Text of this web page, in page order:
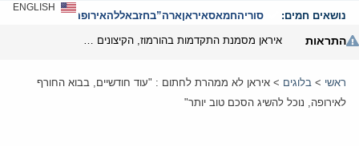
נושאים חמים: סוריהחמאסאיראןארה”בחזבאללהאירופהאנטישמיות
ENGLISH
התראות
ראשי > בלוגים > איראן לא ממהרת לחתום : "עוד חודשיים, בבוא החורף
לאירופה, נוכל להשיג הסכם טוב יותר"